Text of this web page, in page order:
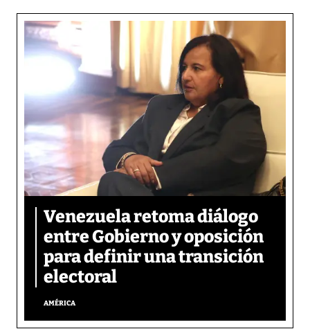
Venezuela retoma diálogo
entre Gobierno y oposición
para definir una transición
electoral
AMÉRICA